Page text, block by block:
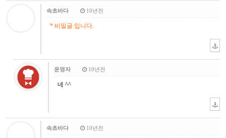
속초바다 10년전
* 비밀글 입니다.
운영자 10년전
네 ^^
속초바다 10년전